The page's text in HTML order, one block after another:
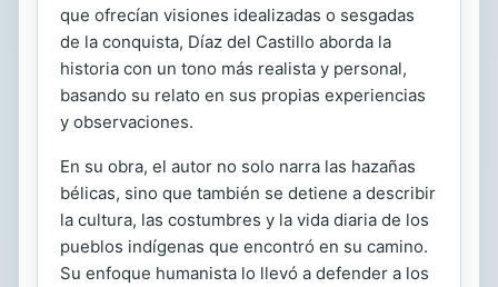
que ofrecían visiones idealizadas o sesgadas
de la conquista, Díaz del Castillo aborda la
historia con un tono más realista y personal,
basando su relato en sus propias experiencias
y observaciones.
En su obra, el autor no solo narra las hazañas
bélicas, sino que también se detiene a describir
la cultura, las costumbres y la vida diaria de los
pueblos indígenas que encontró en su camino.
Su enfoque humanista lo llevó a defender a los